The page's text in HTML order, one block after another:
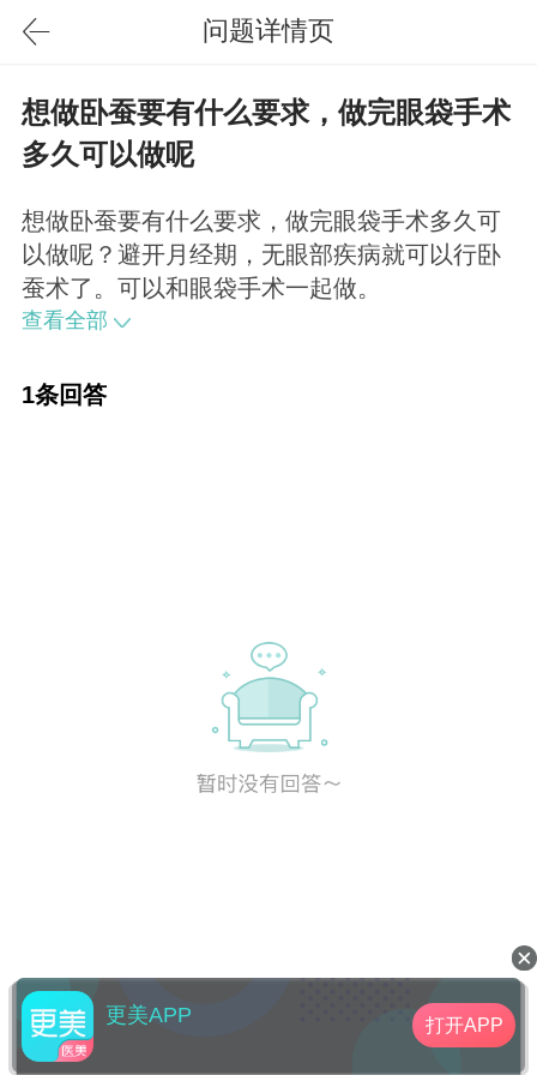
问题详情页
想做卧蚕要有什么要求，做完眼袋手术
多久可以做呢
想做卧蚕要有什么要求，做完眼袋手术多久可
以做呢？避开月经期，无眼部疾病就可以行卧
蚕术了。可以和眼袋手术一起做。
查看全部
1条回答
更美APP 打开APP